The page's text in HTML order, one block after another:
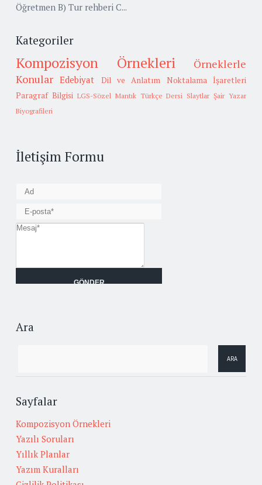
Öğretmen B) Tur rehberi C...
Kategoriler
Kompozisyon Örnekleri
Örneklerle
Konular Edebiyat Dil ve Anlatım
Noktalama İşaretleri
Paragraf Bilgisi LGS-Sözel Mantık Türkçe Dersi Slaytlar Şair Yazar
Biyografileri
İletişim Formu
Ara
Sayfalar
Kompozisyon Örnekleri
Yazılı Soruları
Yıllık Planlar
Yazım Kuralları